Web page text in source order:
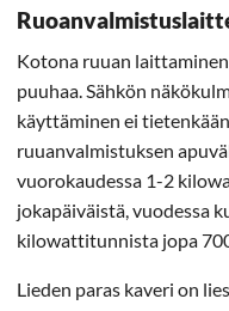
Kotona ruuan
puuhaa. Sähkön
käyttäminen ei
ruuanvalmistuksen
vuorokaudessa 1-2
jokapäiväistä, vuodessa
kilowattitunnista jopa
Lieden paras kaveri on